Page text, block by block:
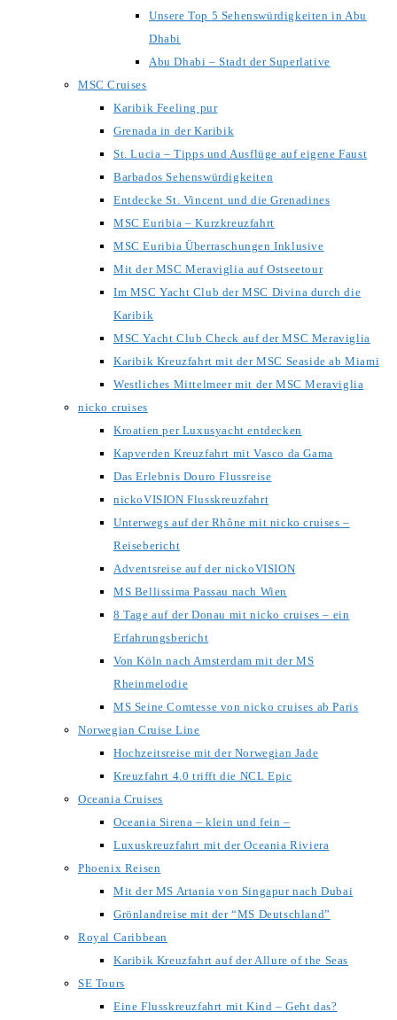
Unsere Top 5 Sehenswürdigkeiten in Abu
Dhabi
Abu Dhabi – Stadt der Superlative
MSC Cruises
Karibik Feeling pur
Grenada in der Karibik
St. Lucia – Tipps und Ausflüge auf eigene Faust
Barbados Sehenswürdigkeiten
Entdecke St. Vincent und die Grenadines
MSC Euribia – Kurzkreuzfahrt
MSC Euribia Überraschungen Inklusive
Mit der MSC Meraviglia auf Ostseetour
Im MSC Yacht Club der MSC Divina durch die
Karibik
MSC Yacht Club Check auf der MSC Meraviglia
Karibik Kreuzfahrt mit der MSC Seaside ab Miami
Westliches Mittelmeer mit der MSC Meraviglia
nicko cruises
Kroatien per Luxusyacht entdecken
Kapverden Kreuzfahrt mit Vasco da Gama
Das Erlebnis Douro Flussreise
nickoVISION Flusskreuzfahrt
Unterwegs auf der Rhône mit nicko cruises –
Reisebericht
Adventsreise auf der nickoVISION
MS Bellissima Passau nach Wien
8 Tage auf der Donau mit nicko cruises – ein
Erfahrungsbericht
Von Köln nach Amsterdam mit der MS
Rheinmelodie
MS Seine Comtesse von nicko cruises ab Paris
Norwegian Cruise Line
Hochzeitsreise mit der Norwegian Jade
Kreuzfahrt 4.0 trifft die NCL Epic
Oceania Cruises
Oceania Sirena – klein und fein –
Luxuskreuzfahrt mit der Oceania Riviera
Phoenix Reisen
Mit der MS Artania von Singapur nach Dubai
Grönlandreise mit der “MS Deutschland”
Royal Caribbean
Karibik Kreuzfahrt auf der Allure of the Seas
SE Tours
Eine Flusskreuzfahrt mit Kind – Geht das?